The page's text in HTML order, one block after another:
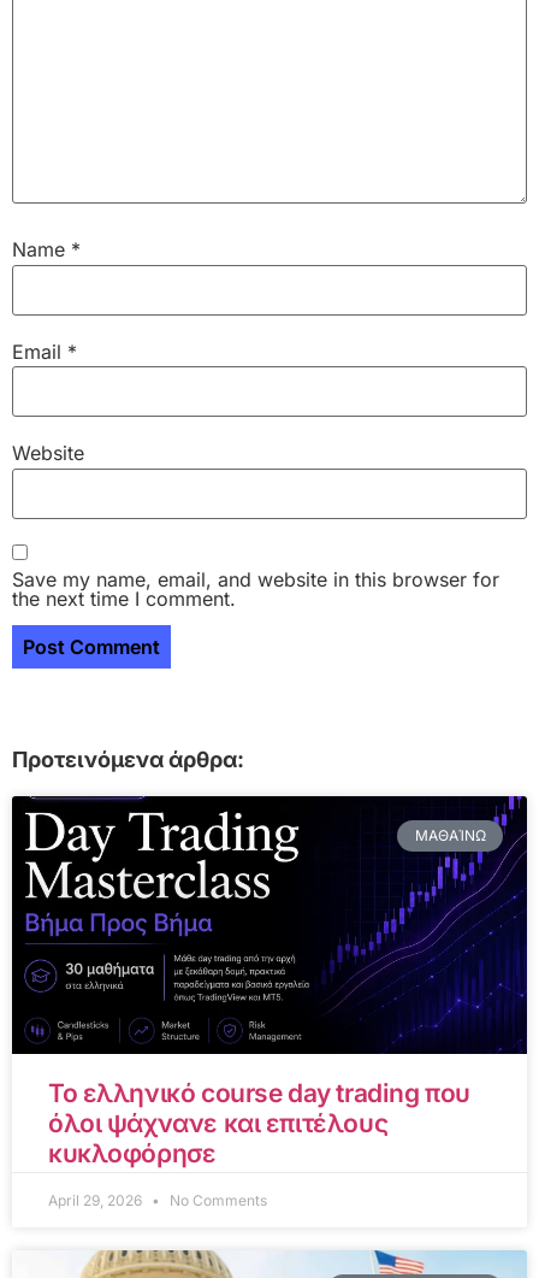
Name *
Email *
Website
Save my name, email, and website in this browser for
the next time I comment.
Προτεινόμενα άρθρα:
ΜΑΘΑΊΝΩ
Το ελληνικό course day trading που
όλοι ψάχνανε και επιτέλους
κυκλοφόρησε
April 29, 2026 No Comments